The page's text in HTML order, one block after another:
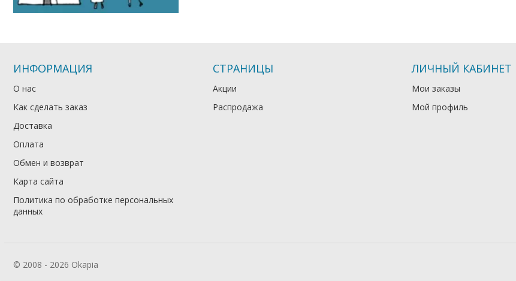
ИНФОРМАЦИЯ
О нас
Как сделать заказ
Доставка
Оплата
Обмен и возврат
Карта сайта
Политика по обработке персональных
данных
СТРАНИЦЫ
Акции
Распродажа
ЛИЧНЫЙ КАБИНЕТ
Мои заказы
Мой профиль
© 2008 - 2026 Okapia